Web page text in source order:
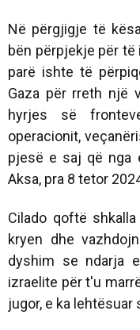
Në përgjigje të
bën përpjekje për
parë ishte të
Gaza për rreth një
hyrjes së
operacionit,
pjesë e saj që nga
Aksa, pra 8 tetor
Cilado qoftë
kryen dhe
dyshim se ndarja
izraelite për t'u
jugor, e ka